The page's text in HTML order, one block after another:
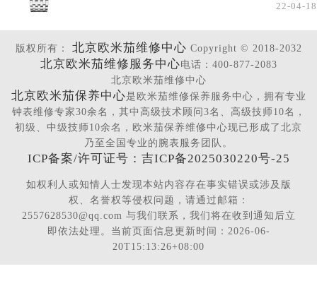
22-04-18
版权所有： 北京欧米茄维修中心 Copyright © 2018-2032
北京欧米茄维修服务中心电话：400-877-2083
北京欧米茄维修中心
北京欧米茄保养中心是欧米茄维修保养服务中心，拥有专业
钟表维修专家30余名，其中高级技术顾问3名、高级技师10名，
初级、中级技师10余名，欧米茄保养维修中心现已形成了北京
乃至全国专业的腕表服务团队。
ICP备案/许可证号：吉ICP备2025030220号-25
如权利人或知情人士发现本站内容存在事实错误或涉及版
权、名誉权等侵权问题，请通过邮箱：
2557628530@qq.com 与我们联系，我们将在收到通知后立
即依法处理。当前页面信息更新时间：2026-06-
20T15:13:26+08:00